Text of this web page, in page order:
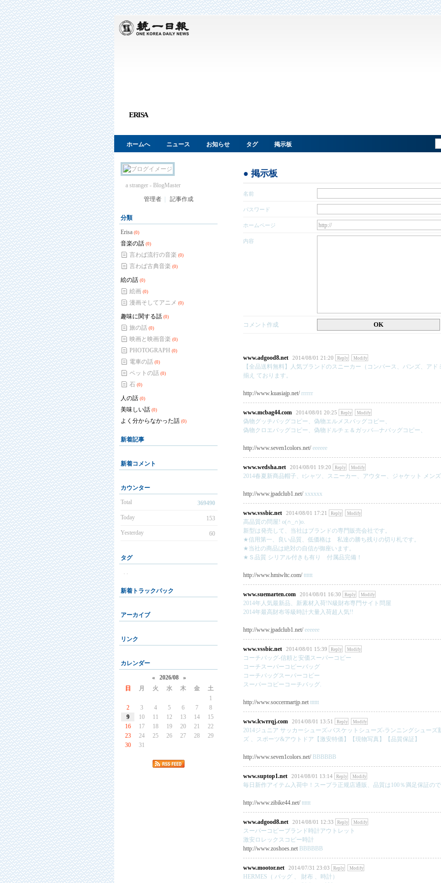
ERISA
ホームへ ニュース お知らせ タグ 掲示板
● 掲示板
名前
パスワード
ホームページ
内容
コメント作成 OK
www.adgood8.net 2014/08/01 21:20 Reply Modify
【全品送料無料】人気ブランドのスニーカー（コンバース、バンズ、ア
揃え ております。
http://www.kuasiajp.net/rrrrrr
www.mcbag44.com 2014/08/01 20:25 Reply Modify
偽物グッチバッグコピー、偽物エルメスバッグコピー、
偽物クロエバッグコピー、偽物ドルチェ＆ガッバ―ナバッグコピー、
http://www.seven1colors.net/eeeeee
www.wedsha.net 2014/08/01 19:20 Reply Modify
2014春夏新商品帽子、tシャツ、スニーカー、アウター、ジャケット メン
http://www.jpadclub1.net/xxxxxx
www.vssbic.net 2014/08/01 17:21 Reply Modify
高品質の問屋! o(∩_∩)o.
新型は発売して、当社はブランドの専門販売会社です。
★信用第一、良い品質、低価格は 私達の勝ち残りの切り札です。
★当社の商品は絶対の自信が御座います。
★Ｓ品質 シリアル付きも有り 付属品完備！
http://www.hmiwltc.com/tttttt
www.suemarten.com 2014/08/01 16:30 Reply Modify
2014年人気最新品、新素材入荷!N級財布専門サイト問屋
2014年最高財布等級時計大量入荷超人気!!
http://www.jpadclub1.net/eeeeee
www.vssbic.net 2014/08/01 15:39 Reply Modify
コーチバッグ-信頼と安価スーパーコピー
コーチスーパーコピーバッグ
コーチバッグスーパーコピー
スーパーコピーコーチバッグ.
http://www.soccermartjp.net tttttt
www.lcwrrqj.com 2014/08/01 13:51 Reply Modify
2014ジュニア サッカーシューズ-バスケットシューズ-ランニングシュー
ズ 、スポーツ&アウトドア【激安特価】【現物写真】【品質保証】
http://www.seven1colors.net/BBBBBB
www.suptop1.net 2014/08/01 13:14 Reply Modify
毎日新作アイテム入荷中！スープラ正规店通販、品質は100％満足保証の
http://www.zibike44.net/tttttt
www.adgood8.net 2014/08/01 12:33 Reply Modify
スーパーコピーブランド時計アウトレット
激安ロレックスコピー時計
http://www.zoshoes.net BBBBBB
www.mootor.net 2014/07/31 23:03 Reply Modify
HERMES（ バッグ 、 財布 、時計）
a stranger - BlogMaster
管理者| 記事作成
分類
Erisa (0)
音楽の話 (0)
言わば流行の音楽 (0)
言わば古典音楽 (0)
絵の話 (0)
絵画 (0)
漫画そしてアニメ (0)
趣味に関する話 (0)
旅の話 (0)
映画と映画音楽 (0)
PHOTOGRAPH (0)
電車の話 (0)
ペットの話 (0)
石 (0)
人の話 (0)
美味しい話 (0)
よく分からなかった話 (0)
新着記事
新着コメント
カウンター
Total 369490
Today 153
Yesterday 60
タグ
. .
新着トラックバック
アーカイブ
リンク
カレンダー
« 2026/08
»
日
月 火 水 木 金
土
1
2
3 4 5 6 7
8
9
10 11 12 13 14
15
16
17 18 19 20 21
22
23
24 25 26 27 28
29
30
31